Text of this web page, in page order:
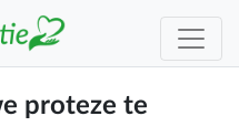
proteze te